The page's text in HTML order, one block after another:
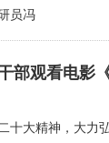
员冯
部观看电影《
十大精神，大力